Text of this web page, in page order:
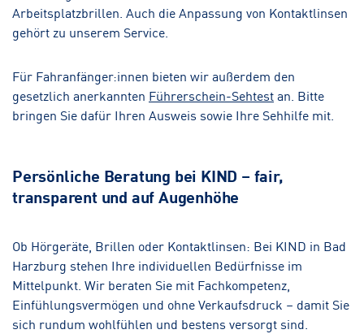
Arbeitsplatzbrillen. Auch die Anpassung von Kontaktlinsen
gehört zu unserem Service.
Für Fahranfänger:innen bieten wir außerdem den
gesetzlich anerkannten Führerschein-Sehtestan. Bitte
bringen Sie dafür Ihren Ausweis sowie Ihre Sehhilfe mit.
Persönliche Beratung bei KIND – fair,
transparent und auf Augenhöhe
Ob Hörgeräte, Brillen oder Kontaktlinsen: Bei KIND in Bad
Harzburg stehen Ihre individuellen Bedürfnisse im
Mittelpunkt. Wir beraten Sie mit Fachkompetenz,
Einfühlungsvermögen und ohne Verkaufsdruck – damit Sie
sich rundum wohlfühlen und bestens versorgt sind.